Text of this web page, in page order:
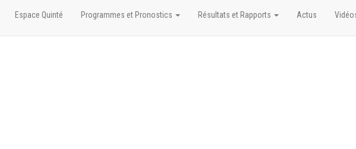
Espace Quinté Programmes et Pronostics Résultats et Rapports Actus